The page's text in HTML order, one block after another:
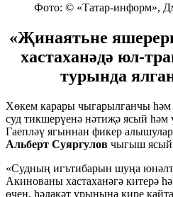
Фото: © «Татар-информ»,
«Җинаятьне
хастаханәдә юл-
турында
Хөкем карары чыгарылганчы һәм
суд тикшерүенә нәтиҗә ясый һәм
Гаепләү ягыннан фикер
Альберт Суяргулов чыгыш
«Судның игътибарын шуңа
Акинованы хастаханәгә китерә
өчен, һәлакәт урынына кире